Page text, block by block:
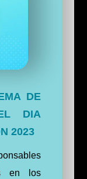
DE
DIA
2023
en los